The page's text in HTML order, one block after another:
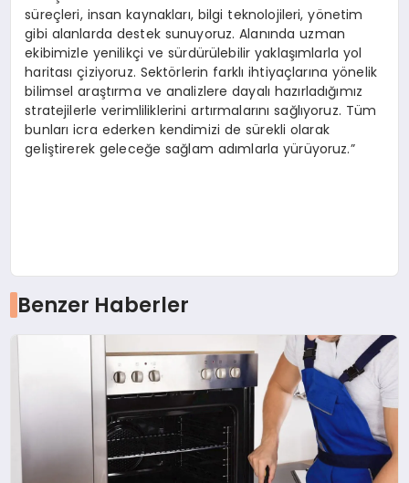
süreçleri, insan kaynakları, bilgi teknolojileri, yönetim
gibi alanlarda destek sunuyoruz. Alanında uzman
ekibimizle yenilikçi ve sürdürülebilir yaklaşımlarla yol
haritası çiziyoruz. Sektörlerin farklı ihtiyaçlarına yönelik
bilimsel araştırma ve analizlere dayalı hazırladığımız
stratejilerle verimliliklerini artırmalarını sağlıyoruz. Tüm
bunları icra ederken kendimizi de sürekli olarak
geliştirerek geleceğe sağlam adımlarla yürüyoruz.”
Benzer Haberler